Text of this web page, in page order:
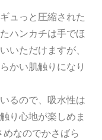
ュっと圧縮された
ハンカチは手でほ
いただけますが、
かい肌触りになり
るので、吸水性は
り心地が楽しめま
なのでかさばら